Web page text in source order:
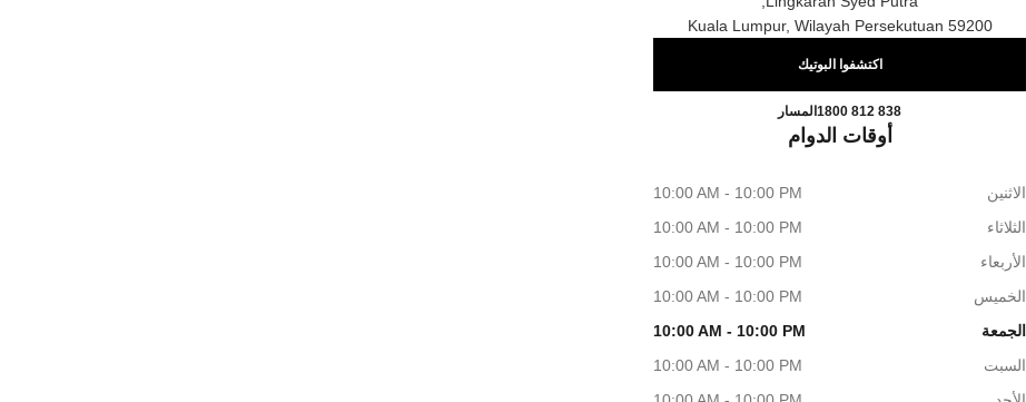
59200 Kuala Lumpur, Wilayah Persekutuan
اكتشفوا البوتيك
اتصال
1800 812 838 المسارCHANEL MID VALLEY KL BOUTIQUE
أوقات الدوام
الاثنين
10:00 AM - 10:00 PM
الثلاثاء
10:00 AM - 10:00 PM
الأربعاء
10:00 AM - 10:00 PM
الخميس
10:00 AM - 10:00 PM
الجمعة
10:00 AM - 10:00 PM
السبت
10:00 AM - 10:00 PM